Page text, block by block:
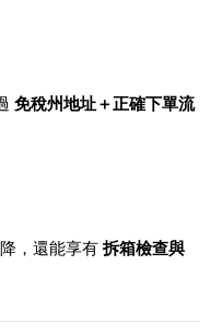
免稅州地址＋正確下單流
，還能享有 拆箱檢查與